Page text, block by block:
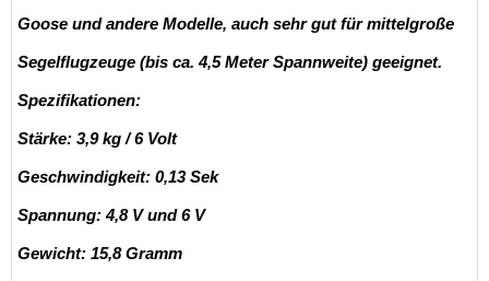
Goose und andere Modelle, auch sehr gut für mittelgroße
Segelflugzeuge (bis ca. 4,5 Meter Spannweite) geeignet.
Spezifikationen:
Stärke: 3,9 kg / 6 Volt
Geschwindigkeit: 0,13 Sek
Spannung: 4,8 V und 6 V
Gewicht: 15,8 Gramm